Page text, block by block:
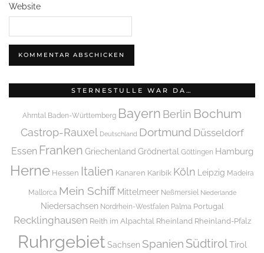
Website
STERNESTULLE WAR DA…
Ahrntal Baden-Württemberg Bayern Berlin Bochum
Castrop-Rauxel Deutschland Dortmund Düsseldorf
Essen Franken Griechenland Grödnertal Göttingen Hamburg
Herne Hessen Italien Kanaren Karibik Köln Leipzig Madeira
Mallorca Mein Schiff Mittelmeer Neßmersiel Niederlande
Niedersachsen Nordrhein-Westfalen Palma Portugal
Recklinghausen Reith im Alpachtal Rheinland Rheinland-Pfalz
Ruhrgebiet Sachsen Spanien SüdtirolTirol